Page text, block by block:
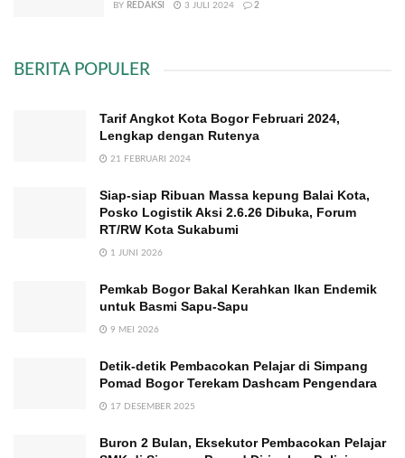
BY REDAKSI 3 JULI 2024 2
BERITA POPULER
Tarif Angkot Kota Bogor Februari 2024,
Lengkap dengan Rutenya
21 FEBRUARI 2024
Siap-siap Ribuan Massa kepung Balai Kota,
Posko Logistik Aksi 2.6.26 Dibuka, Forum
RT/RW Kota Sukabumi
1 JUNI 2026
Pemkab Bogor Bakal Kerahkan Ikan Endemik
untuk Basmi Sapu-Sapu
9 MEI 2026
Detik-detik Pembacokan Pelajar di Simpang
Pomad Bogor Terekam Dashcam Pengendara
17 DESEMBER 2025
Buron 2 Bulan, Eksekutor Pembacokan Pelajar